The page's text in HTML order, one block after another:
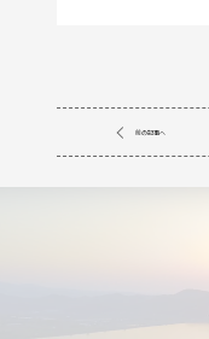
前の記事へ